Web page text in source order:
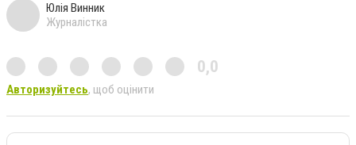
Юлія Винник
Журналістка
0,0
Авторизуйтесь, щоб оцінити